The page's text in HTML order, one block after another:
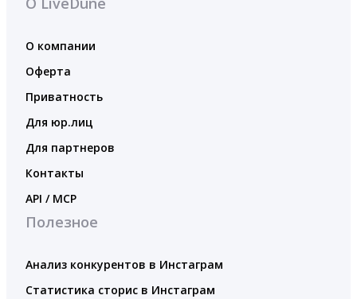
О компании
Оферта
Приватность
Для юр.лиц
Для партнеров
Контакты
API / MCP
Полезное
Анализ конкурентов в Инстаграм
Статистика сторис в Инстаграм